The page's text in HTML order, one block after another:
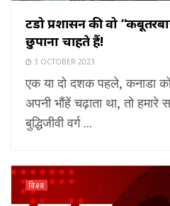
ट्रूडो प्रशासन की वो
छुपाना चाहते हैं!
3 OCTOBER 2023
एक या दो दशक पहले, कनाडा
अपनी भौंहें चढ़ाता था, तो
बुद्धिजीवी वर्ग ...
विश्व